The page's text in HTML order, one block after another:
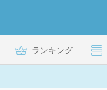
ランキング